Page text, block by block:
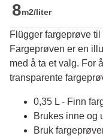
8m2/liter
Flügger fargeprøve
Fargeprøven er en
med å ta et valg. For
transparente
0,35 L - Finn
Brukes inne og
Bruk